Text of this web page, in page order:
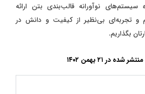
سیستم‌های نوآورانه قالب‌بندی بتن ارائه
و تجربه‌ای بی‌نظیر از کیفیت و دانش در
بگذاریم.
منتشر شده در ۲۱ بهمن ۱۴۰۲